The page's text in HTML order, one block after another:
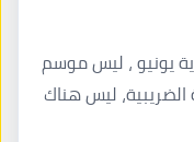
يونيو ، ليس موسم
ليس هناك